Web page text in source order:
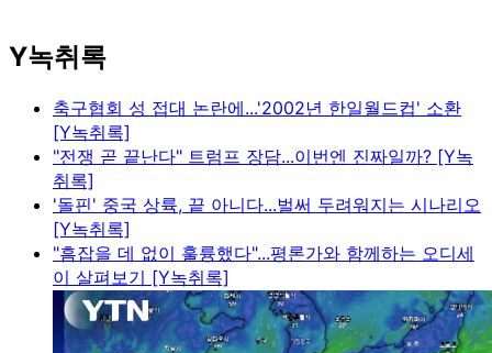
Y녹취록
축구협회 성 접대 논란에...'2002년 한일월드컵' 소환
[Y녹취록]
"전쟁 곧 끝난다" 트럼프 장담...이번엔 진짜일까? [Y녹
취록]
'돌핀' 중국 상륙, 끝 아니다...벌써 두려워지는 시나리오
[Y녹취록]
"흠잡을 데 없이 훌륭했다"...평론가와 함께하는 오디세
이 살펴보기 [Y녹취록]